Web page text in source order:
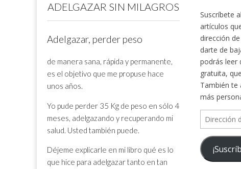
Suscríbete
artículos
dirección
darte de
podrás leer
gratuita,
También te
más
Dirección
de
correo
electrónico
ADELGAZAR SIN MILAGROS
Adelgazar, perder peso
de manera sana, rápida y permanente,
es el objetivo que me propuse hace
unos años.
Yo pude perder 35 Kg de peso en sólo 4
meses, adelgazando y recuperando mi
salud. Usted también puede.
Déjeme explicarle en mi libro qué es lo
que hice para adelgazar tanto en tan